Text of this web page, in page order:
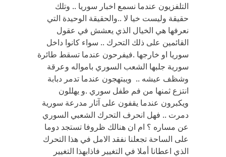
التلفزيون عندما نسمع اخبار سوريا .. وتلك
حقيقة وليست خيا لا ..والحقيقة الوحيدة التي
نعرفها هي الخيال الذي يعشش في عقول
القائمين على ذلك التحرك .. سواء كانوا داخل
سوريا او خارجها .فيفرحون عندما تسقط طائرة
سورية جلبها الشعب السوري بامواله وعرقة
وشظف عيشه .. ويبتهجون عندما تدمر دبابة
انتزع ثمنها من فم طفل سوري .و يهللون
ويكبرون عندما يقفون على آثار مدرعة سورية
دمرت .. فهل انحرف التحرك الشعبي السوري
عن مساره ؟ ام ان هنالك ظروفا تستجد دوما
على الساحة تجعلنا نفقد الامل في هذا التحرك
الذي اعطانا أملا في التغيير فاذابهذا التغيير